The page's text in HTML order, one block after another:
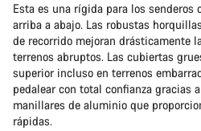
Esta es una rígida para los senderos
arriba a abajo. Las robustas
de recorrido mejoran drásticamente
terrenos abruptos. Las cubiertas
superior incluso en terrenos
pedalear con total confianza gracias
manillares de aluminio que
rápidas.